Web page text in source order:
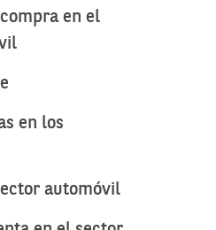
en el
en los
automóvil